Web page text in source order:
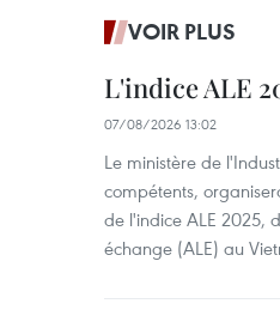
VOIR PLUS
L'indice ALE
07/08/2026 13:02
Le ministère de
compétents,
de l'indice ALE 2025,
échange (ALE) au